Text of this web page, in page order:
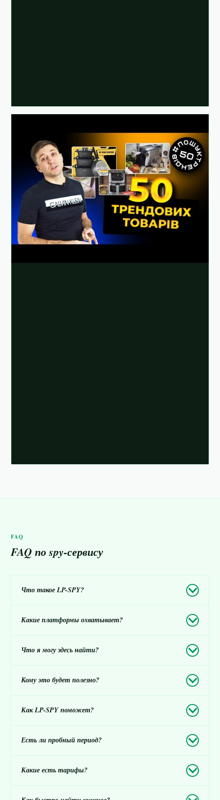
FAQ
FAQ по spy-сервису
Что такое LP-SPY?
Какие платформы охватывает?
Что я могу здесь найти?
Кому это будет полезно?
Как LP-SPY поможет?
Есть ли пробный период?
Какие есть тарифы?